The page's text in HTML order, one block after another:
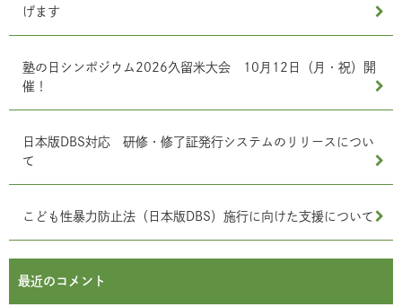
げます
塾の日シンポジウム2026久留米大会 10月12日（月・祝）開
催！
日本版DBS対応 研修・修了証発行システムのリリースについ
て
こども性暴力防止法（日本版DBS）施行に向けた支援について
最近のコメント